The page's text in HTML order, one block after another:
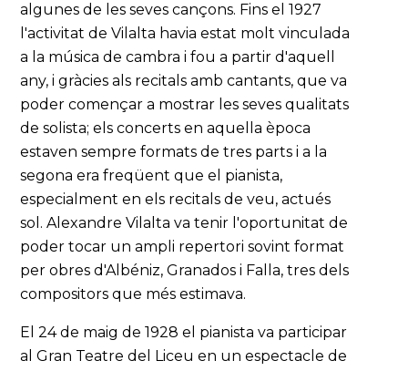
algunes de les seves cançons. Fins el 1927
l'activitat de Vilalta havia estat molt vinculada
a la música de cambra i fou a partir d'aquell
any, i gràcies als recitals amb cantants, que va
poder començar a mostrar les seves qualitats
de solista; els concerts en aquella època
estaven sempre formats de tres parts i a la
segona era freqüent que el pianista,
especialment en els recitals de veu, actués
sol. Alexandre Vilalta va tenir l'oportunitat de
poder tocar un ampli repertori sovint format
per obres d'Albéniz, Granados i Falla, tres dels
compositors que més estimava.
El 24 de maig de 1928 el pianista va participar
al Gran Teatre del Liceu en un espectacle de